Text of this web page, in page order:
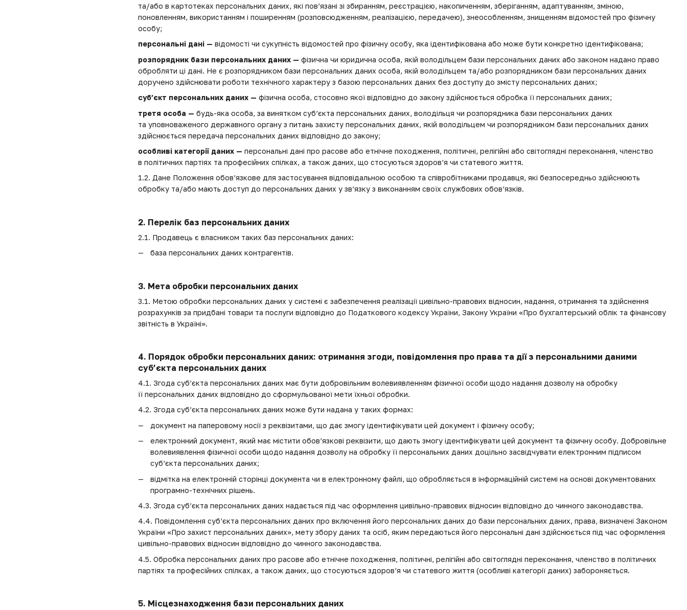
та/або в картотеках персональних даних, які пов’язані зі збиранням, реєстрацією, накопиченням, зберіганням, адаптуванням, зміною,
поновленням, використанням і поширенням (розповсюдженням, реалізацією, передачею), знеособленням, знищенням відомостей про фізичну
особу;
персональні дані — відомості чи сукупність відомостей про фізичну особу, яка ідентифікована або може бути конкретно ідентифікована;
розпорядник бази персональних даних — фізична чи юридична особа, якій володільцем бази персональних даних або законом надано право
обробляти ці дані. Не є розпорядником бази персональних даних особа, якій володільцем та/або розпорядником бази персональних даних
доручено здійснювати роботи технічного характеру з базою персональних даних без доступу до змісту персональних даних;
суб’єкт персональних даних — фізична особа, стосовно якої відповідно до закону здійснюється обробка її персональних даних;
третя особа — будь-яка особа, за винятком суб’єкта персональних даних, володільця чи розпорядника бази персональних даних
та уповноваженого державного органу з питань захисту персональних даних, якій володільцем чи розпорядником бази персональних даних
здійснюється передача персональних даних відповідно до закону;
особливі категорії даних — персональні дані про расове або етнічне походження, політичні, релігійні або світоглядні переконання, членство
в політичних партіях та професійних спілках, а також даних, що стосуються здоров’я чи статевого життя.
1.2. Дане Положення обов’язкове для застосування відповідальною особою та співробітниками продавця, які безпосередньо здійснюють
обробку та/або мають доступ до персональних даних у зв’язку з виконанням своїх службових обов’язків.
2. Перелік баз персональних даних
2.1. Продавець є власником таких баз персональних даних:
база персональних даних контрагентів.
3. Мета обробки персональних даних
3.1. Метою обробки персональних даних у системі є забезпечення реалізації цивільно-правових відносин, надання, отримання та здійснення
розрахунків за придбані товари та послуги відповідно до Податкового кодексу України, Закону України «Про бухгалтерський облік та фінансову
звітність в Україні».
4. Порядок обробки персональних даних: отримання згоди, повідомлення про права та дії з персональними даними
суб’єкта персональних даних
4.1. Згода суб’єкта персональних даних має бути добровільним волевиявленням фізичної особи щодо надання дозволу на обробку
її персональних даних відповідно до сформульованої мети їхньої обробки.
4.2. Згода суб’єкта персональних даних може бути надана у таких формах:
документ на паперовому носії з реквізитами, що дає змогу ідентифікувати цей документ і фізичну особу;
електронний документ, який має містити обов’язкові реквізити, що дають змогу ідентифікувати цей документ та фізичну особу. Добровільне
волевиявлення фізичної особи щодо надання дозволу на обробку її персональних даних доцільно засвідчувати електронним підписом
суб’єкта персональних даних;
відмітка на електронній сторінці документа чи в електронному файлі, що обробляється в інформаційній системі на основі документованих
програмно-технічних рішень.
4.3. Згода суб’єкта персональних даних надається під час оформлення цивільно-правових відносин відповідно до чинного законодавства.
4.4. Повідомлення суб’єкта персональних даних про включення його персональних даних до бази персональних даних, права, визначені Законом
України «Про захист персональних даних», мету збору даних та осіб, яким передаються його персональні дані здійснюється під час оформлення
цивільно-правових відносин відповідно до чинного законодавства.
4.5. Обробка персональних даних про расове або етнічне походження, політичні, релігійні або світоглядні переконання, членство в політичних
партіях та професійних спілках, а також даних, що стосуються здоров’я чи статевого життя (особливі категорії даних) забороняється.
5. Місцезнаходження бази персональних даних